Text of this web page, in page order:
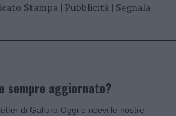
Stampa| Pubblicità| Segnala
sempre aggiornato?
di Gallura Oggi e ricevi le nostre